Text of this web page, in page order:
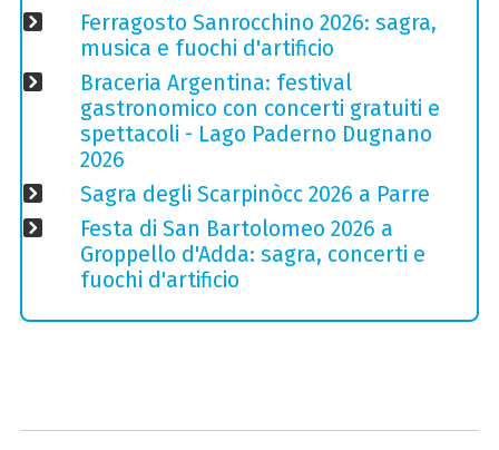
Ferragosto Sanrocchino 2026: sagra,
musica e fuochi d'artificio
Braceria Argentina: festival
gastronomico con concerti gratuiti e
spettacoli - Lago Paderno Dugnano
2026
Sagra degli Scarpinòcc 2026 a Parre
Festa di San Bartolomeo 2026 a
Groppello d'Adda: sagra, concerti e
fuochi d'artificio